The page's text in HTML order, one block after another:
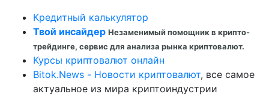
Кредитный калькулятор
Твой инсайдер Незаменимый помощник в крипто-
трейдинге, сервис для анализа рынка криптовалют.
Курсы криптовалют онлайн
Bitok.News - Новости криптовалют, все самое
актуальное из мира криптоиндустрии